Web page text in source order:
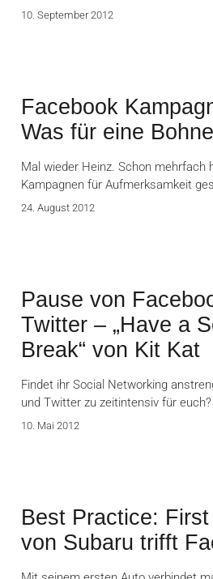
10. September 2012
Facebook
Was für eine
Mal wieder Heinz. Schon mehrfach
Kampagnen für Aufmerksamkeit
24. August 2012
Pause von
Twitter – „Have a
Break“ von Kit Kat
Findet ihr Social Networking
und Twitter zu zeitintensiv für
10. Mai 2012
Best Practice:
von Subaru trifft